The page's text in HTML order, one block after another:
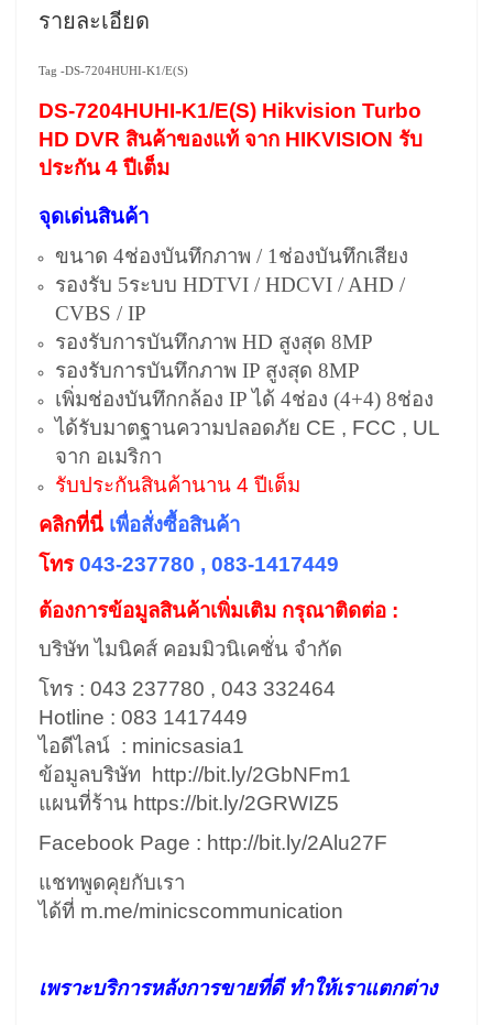
รายละเอียด
Tag -DS-7204HUHI-K1/E(S)
DS-7204HUHI-K1/E(S) Hikvision Turbo
HD DVR สินค้าของแท้ จาก HIKVISION รับ
ประกัน 4 ปีเต็ม
จุดเด่นสินค้า
ขนาด 4ช่องบันทึกภาพ / 1ช่องบันทึกเสียง
รองรับ 5ระบบ HDTVI / HDCVI / AHD /
CVBS / IP
รองรับการบันทึกภาพ HD สูงสุด 8MP
รองรับการบันทึกภาพ IP สูงสุด 8MP
เพิ่มช่องบันทึกกล้อง IP ได้ 4ช่อง (4+4) 8ช่อง
ได้รับมาตฐานความปลอดภัย CE , FCC , UL
จาก อเมริกา
รับประกันสินค้านาน 4 ปีเต็ม
คลิกที่นี่ เพื่อสั่งซื้อสินค้า
โทร043-237780 , 083-1417449
ต้องการข้อมูลสินค้าเพิ่มเติม กรุณาติดต่อ :
บริษัท ไมนิคส์ คอมมิวนิเคชั่น จำกัด
โทร : 043 237780 , 043 332464
Hotline : 083 1417449
ไอดีไลน์ : minicsasia1
ข้อมูลบริษัท
http://bit.ly/2GbNFm1
แผนที่ร้าน https://bit.ly/2GRWIZ5
Facebook Page : http://bit.ly/2Alu27F
แชทพูดคุยกับเรา
ได้ที่ m.me/minicscommunication
เพราะบริการหลังการขายที่ดี ทำให้เราแตกต่าง